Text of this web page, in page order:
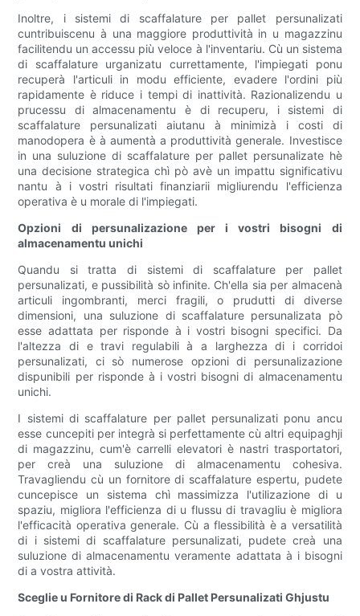
Inoltre, i sistemi di scaffalature per pallet persunalizati
cuntribuiscenu à una maggiore produttività in u magazzinu
facilitendu un accessu più veloce à l'inventariu. Cù un sistema
di scaffalature urganizatu currettamente, l'impiegati ponu
recuperà l'articuli in modu efficiente, evadere l'ordini più
rapidamente è riduce i tempi di inattività. Razionalizendu u
prucessu di almacenamentu è di recuperu, i sistemi di
scaffalature persunalizati aiutanu à minimizà i costi di
manodopera è à aumentà a produttività generale. Investisce
in una suluzione di scaffalature per pallet persunalizate hè
una decisione strategica chì pò avè un impattu significativu
nantu à i vostri risultati finanziarii migliurendu l'efficienza
operativa è u morale di l'impiegati.
Opzioni di persunalizazione per i vostri bisogni di
almacenamentu unichi
Quandu si tratta di sistemi di scaffalature per pallet
persunalizati, e pussibilità sò infinite. Ch'ella sia per almacenà
articuli ingombranti, merci fragili, o prudutti di diverse
dimensioni, una suluzione di scaffalature persunalizata pò
esse adattata per risponde à i vostri bisogni specifici. Da
l'altezza di e travi regulabili à a larghezza di i corridoi
persunalizati, ci sò numerose opzioni di persunalizazione
dispunibili per risponde à i vostri bisogni di almacenamentu
unichi.
I sistemi di scaffalature per pallet persunalizati ponu ancu
esse cuncepiti per integrà si perfettamente cù altri equipaghji
di magazzinu, cum'è carrelli elevatori è nastri trasportatori,
per creà una suluzione di almacenamentu cohesiva.
Travagliendu cù un fornitore di scaffalature espertu, pudete
cuncepisce un sistema chì massimizza l'utilizazione di u
spaziu, migliora l'efficienza di u flussu di travagliu è migliora
l'efficacità operativa generale. Cù a flessibilità è a versatilità
di i sistemi di scaffalature persunalizati, pudete creà una
suluzione di almacenamentu veramente adattata à i bisogni
di a vostra attività.
Sceglie u Fornitore di Rack di Pallet Persunalizati Ghjustu